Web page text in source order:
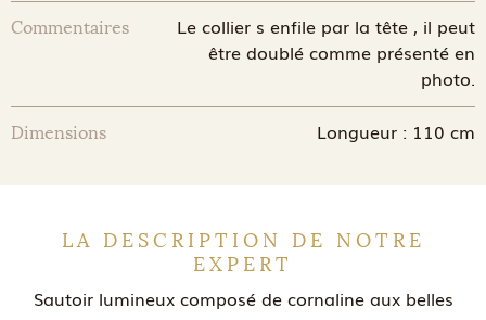
Commentaires
Le collier s enfile par la tête , il peut
être doublé comme présenté en
photo.
Dimensions Longueur : 110 cm
LA DESCRIPTION DE NOTRE
EXPERT
Sautoir lumineux composé de cornaline aux belles